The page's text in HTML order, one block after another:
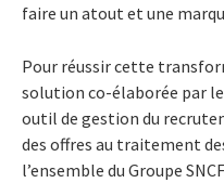
faire un atout et une
Pour réussir cette
solution co-élaborée par
outil de gestion du
des offres au traitement
l’ensemble du Groupe